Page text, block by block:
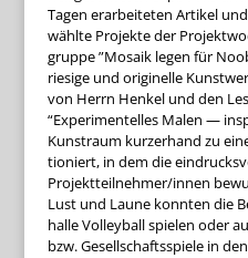
Tagen erar­bei­te­ten Arti­kel
wählte Pro­jekte der
gruppe ”Mosaik legen für
rie­sige und ori­gi­nelle
von Herrn Hen­kel und den
“Expe­ri­men­tel­les Malen —
Kunst­raum kur­zer­hand zu
tio­niert, in dem die
Projektteilnehmer/innen
Lust und Laune konn­ten die
halle Vol­ley­ball spie­len oder
bzw. Gesell­schafts­spiele in